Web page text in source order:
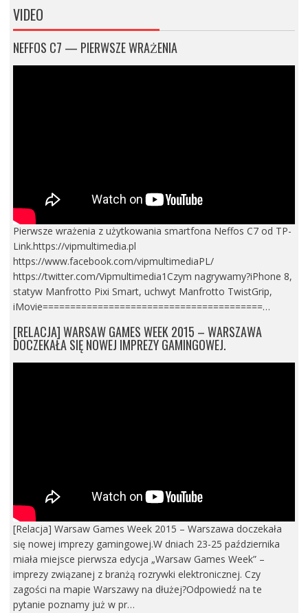
VIDEO
NEFFOS C7 — PIERWSZE WRAŻENIA
Pierwsze wrażenia z użytkowania smartfona Neffos C7 od TP-
Link.https://vipmultimedia.pl
https://www.facebook.com/vipmultimediaPL/
https://twitter.com/Vipmultimedia1Czym nagrywamy?iPhone 8,
statyw Manfrotto Pixi Smart, uchwyt Manfrotto TwistGrip,
iMovie========================================…
[RELACJA] WARSAW GAMES WEEK 2015 – WARSZAWA
DOCZEKAŁA SIĘ NOWEJ IMPREZY GAMINGOWEJ.
[Relacja] Warsaw Games Week 2015 – Warszawa doczekała
się nowej imprezy gamingowej.W dniach 23-25 października
miała miejsce pierwsza edycja „Warsaw Games Week” –
imprezy związanej z branżą rozrywki elektronicznej. Czy
zagości na mapie Warszawy na dłużej?Odpowiedź na te
pytanie poznamy już w pr…